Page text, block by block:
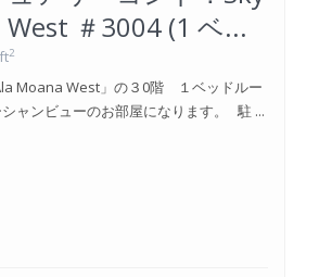
＃3004 (1 ベ...
2
Moana West」の３0階 １ベッドルー
ャンビューのお部屋になります。 駐 ...